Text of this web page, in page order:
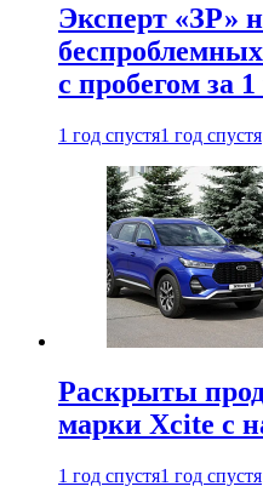
Эксперт «ЗР»
с пробегом за
1 год спустя1 год спустя
Раскрыты
марки Xcite с
1 год спустя1 год спустя